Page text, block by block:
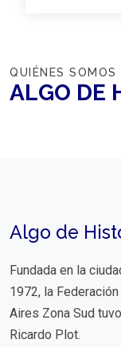
QUIÉNES SOMOS
ALGO DE
Algo de
Fundada en la
1972, la
Aires Zona Sud
Ricardo Plot.